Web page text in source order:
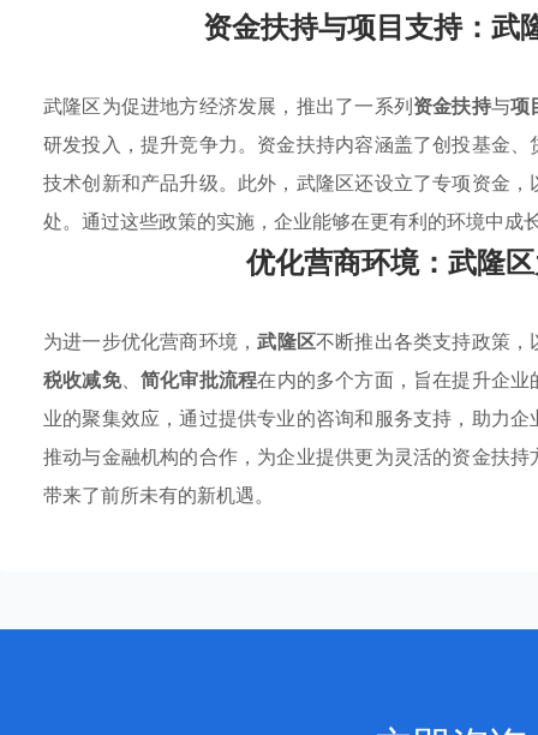
资金扶持与项目支持：武
武隆区为促进地方经济发展，推出了一系列资金扶持与项
研发投入，提升竞争力。资金扶持内容涵盖了创投基金
技术创新和产品升级。此外，武隆区还设立了专项资金
处。通过这些政策的实施，企业能够在更有利的环境中成
优化营商环境：武隆
为进一步优化营商环境，武隆区不断推出各类支持政策
税收减免、简化审批流程在内的多个方面，旨在提升企
业的聚集效应，通过提供专业的咨询和服务支持，助力
推动与金融机构的合作，为企业提供更为灵活的资金扶
带来了前所未有的新机遇。